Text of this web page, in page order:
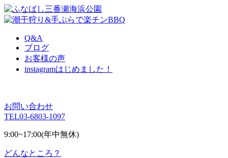
Q&A
ブログ
お客様の声
instagramはじめました！
お問い合わせ
TEL03-6803-1097
9:00~17:00(年中無休)
どんなところ？